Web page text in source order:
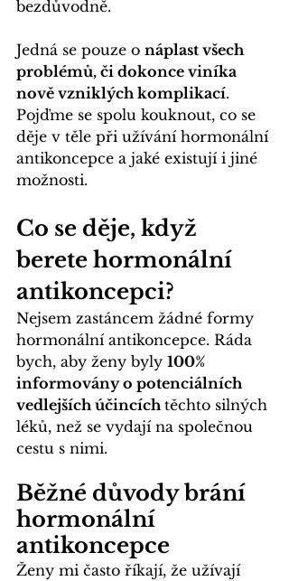
bezdůvodně.
Jedná se pouze o náplast všech
problémů, či dokonce viníka
nově vzniklých komplikací.
Pojďme se spolu kouknout, co se
děje v těle při užívání hormonální
antikoncepce a jaké existují i jiné
možnosti.
Co se děje, když
berete hormonální
antikoncepci?
Nejsem zastáncem žádné formy
hormonální antikoncepce. Ráda
bych, aby ženy byly 100%
informovány o potenciálních
vedlejších účincích těchto silných
léků, než se vydají na společnou
cestu s nimi.
Běžné důvody brání
hormonální
antikoncepce
Ženy mi často říkají, že užívají